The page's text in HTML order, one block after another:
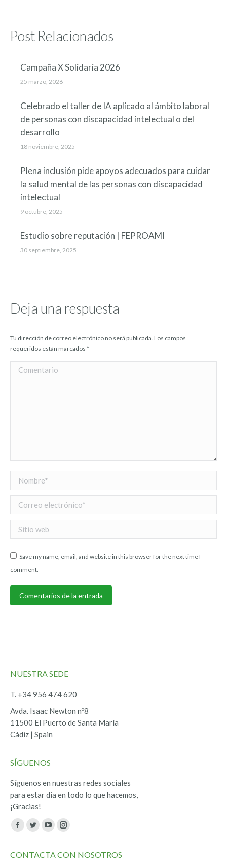
Post Relacionados
Campaña X Solidaria 2026
25 marzo, 2026
Celebrado el taller de IA aplicado al ámbito laboral
de personas con discapacidad intelectual o del
desarrollo
18 noviembre, 2025
Plena inclusión pide apoyos adecuados para cuidar
la salud mental de las personas con discapacidad
intelectual
9 octubre, 2025
Estudio sobre reputación | FEPROAMI
30 septiembre, 2025
Deja una respuesta
Tu dirección de correo electrónico no será publicada. Los campos
requeridos están marcados *
Comentario
Nombre *
Correo electrónico *
Sitio web
Save my name, email, and website in this browser for the next time I
comment.
Comentarios de la entrada
NUESTRA SEDE
T. +34 956 474 620
Avda. Isaac Newton nº8
11500 El Puerto de Santa María
Cádiz | Spain
SÍGUENOS
Síguenos en nuestras redes sociales
para estar día en todo lo que hacemos,
¡Gracias!
Encuéntranos en:
Facebook
opens
Twitter
opens
YouTube
opens
Instagram
opens
CONTACTA CON NOSOTROS